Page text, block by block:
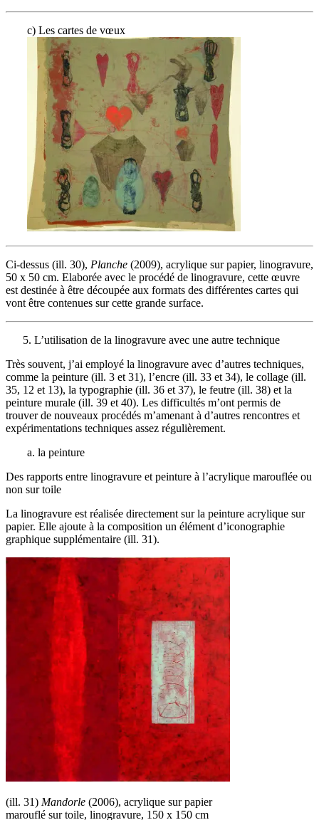
c) Les cartes de vœux
Ci-dessus (ill. 30), Planche (2009), acrylique sur papier, linogravure,
50 x 50 cm. Elaborée avec le procédé de linogravure, cette œuvre
est destinée à être découpée aux formats des différentes cartes qui
vont être contenues sur cette grande surface.
L’utilisation de la linogravure avec une autre technique
Très souvent, j’ai employé la linogravure avec d’autres techniques,
comme la peinture (ill. 3 et 31), l’encre (ill. 33 et 34), le collage (ill.
35, 12 et 13), la typographie (ill. 36 et 37), le feutre (ill. 38) et la
peinture murale (ill. 39 et 40). Les difficultés m’ont permis de
trouver de nouveaux procédés m’amenant à d’autres rencontres et
expérimentations techniques assez régulièrement.
a. la peinture
Des rapports entre linogravure et peinture à l’acrylique marouflée ou
non sur toile
La linogravure est réalisée directement sur la peinture acrylique sur
papier. Elle ajoute à la composition un élément d’iconographie
graphique supplémentaire (ill. 31).
(ill. 31) Mandorle (2006), acrylique sur papier
marouflé sur toile, linogravure, 150 x 150 cm